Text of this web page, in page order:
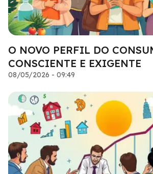
O NOVO PERFIL DO
CONSCIENTE E EXIGENTE
08/05/2026 - 09:49